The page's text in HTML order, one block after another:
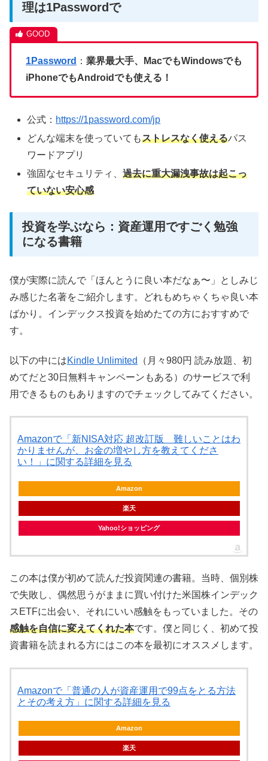
理は1Passwordで
1Password ： 業界最大手、MacでもWindowsでも
iPhoneでもAndroidでも使える！
公式： https://1password.com/jp
どんな端末を使っていてもストレスなく使えるパス
ワードアプリ
強固なセキュリティ、過去に重大漏洩事故は起こっ
ていない安心感
投資を学ぶなら：資産運用ですごく勉強
になる書籍
僕が実際に読んで「ほんとうに良い本だなぁ〜」としみじ
み感じた名著をご紹介します。どれもめちゃくちゃ良い本
ばかり。インデックス投資を始めたての方におすすめで
す。
以下の中にはKindle Unlimited
（月々980円 読み放題、初
めてだと30日無料キャンペーンもある）のサービスで利
用できるものもありますのでチェックしてみてください。
Amazonで「新NISA対応 超改訂版 難しいことはわ
かりませんが、お金の増やし方を教えてくださ
い！」に関する詳細を見る
Amazon
楽天
Yahoo!ショッピング
この本は僕が初めて読んだ投資関連の書籍。当時、個別株
で失敗し、偶然思うがままに買い付けた米国株インデック
スETFに出会い、それにいい感触をもっていました。その
感触を自信に変えてくれた本です。僕と同じく、初めて投
資書籍を読まれる方にはこの本を最初にオススメします。
Amazonで「普通の人が資産運用で99点をとる方法
とその考え方」に関する詳細を見る
Amazon
楽天